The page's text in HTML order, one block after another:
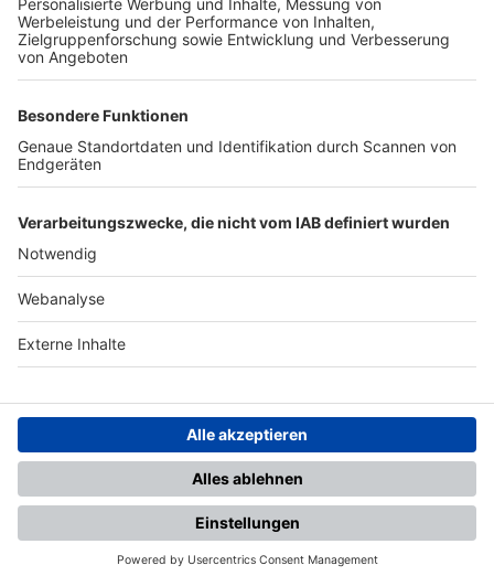
TOP-PARTNER
Nutzungsbedingungen Datenschutz Impressum